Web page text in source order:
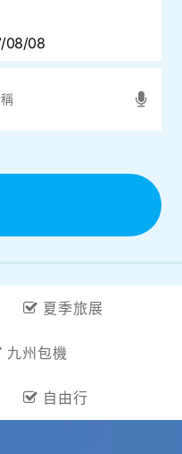
夏季旅展
九州包機
自由行